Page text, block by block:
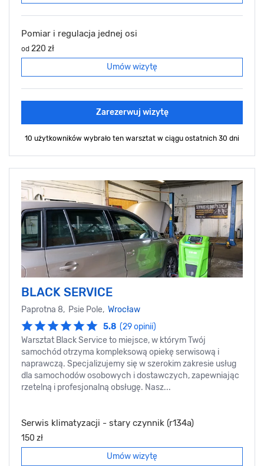
Pomiar i regulacja jednej osi
od 220 zł
Umów wizytę
Zarezerwuj wizytę
10 użytkowników wybrało ten warsztat w ciągu ostatnich 30 dni
​BLACK SERVICE
Paprotna 8, Psie Pole, Wrocław
5.8 (29 opinii)
Warsztat Black Service to miejsce, w którym Twój
samochód otrzyma kompleksową opiekę serwisową i
naprawczą. Specjalizujemy się w szerokim zakresie usług
dla samochodów osobowych i dostawczych, zapewniając
rzetelną i profesjonalną obsługę. Nasz...
Serwis klimatyzacji - stary czynnik (r134a)
150 zł
Umów wizytę